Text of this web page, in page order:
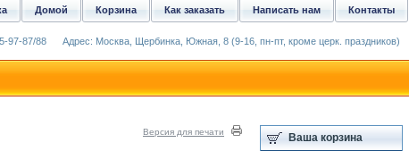
Версия для печати Ваша корзина
Контакты
Написать нам
Как заказать
Корзина
Домой
97-87/88 Адрес: Москва, Щербинка, Южная, 8 (9-16, пн-пт, кроме церк. праздников)